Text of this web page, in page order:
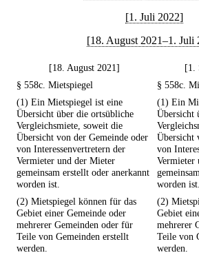
[1. Juli 2022]
[18. August 2021–1. Juli
[18. August 2021]
[1.
§ 558c. Mietspiegel
§ 558c.
(1) Ein Mietspiegel ist eine
Übersicht über die ortsübliche
Vergleichsmiete, soweit die
Übersicht von der Gemeinde oder
von Interessenvertretern der
Vermieter und der Mieter
gemeinsam erstellt oder anerkannt
worden ist.
(1) Ein
Übersicht
Übersicht
von
Vermieter
worden ist.
(2) Mietspiegel können für das
Gebiet einer Gemeinde oder
mehrerer Gemeinden oder für
Teile von Gemeinden erstellt
werden.
(2)
Gebiet
mehrerer
Teile von
werden.